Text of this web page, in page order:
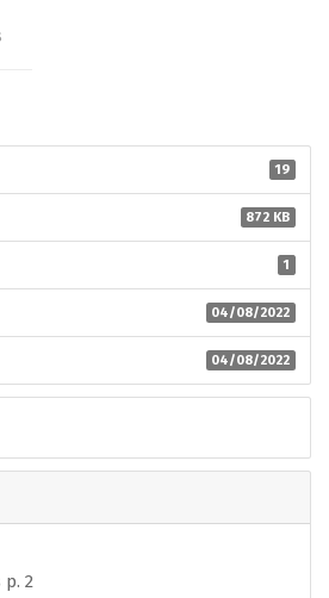
19
872 KB
1
04/08/2022
04/08/2022
2